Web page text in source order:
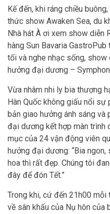
Kế đến, khi ráng chiều
thức show Awaken Sea, du
Nhà hát À ơi xem show diễn
hàng Sun Bavaria
tối và nghe nhạc sống, show
hưởng đại dương –
Vừa nhâm nhi ly bia thượng
Hàn Quốc không giấu nổi
bản giao hưởng ánh sáng và
đại dương kết hợp màn trình
mục của 24 vận động viên
hưởng đại dương: “Bia
hoa thì rất đẹp. Chúng tôi
đây để đón Tết.”
Trong khi, cứ đến 21h00 mỗi
về sân khấu của Nụ hôn